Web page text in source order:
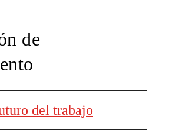
de
del trabajo